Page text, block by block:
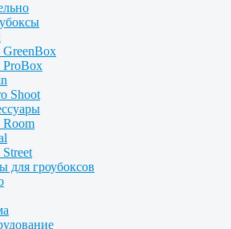
GreenBox
ProBox
Shoot
Room
для гроубоксов